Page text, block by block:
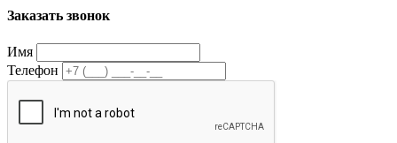
Заказать звонок
Имя
Телефон